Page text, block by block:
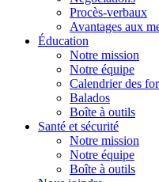
Procès-verbaux
Avantages aux
Éducation
Notre mission
Notre équipe
Calendrier des
Balados
Boîte à outils
Santé et sécurité
Notre mission
Notre équipe
Boîte à outils